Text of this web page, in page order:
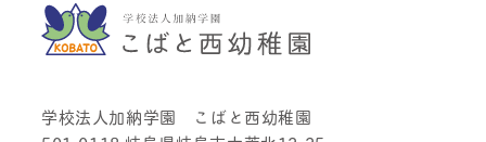
学校法人加納学園 こばと西幼稚園